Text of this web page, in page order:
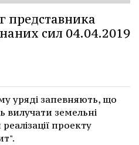
представника
сил 04.04.2019
уряді запевняють, що
вилучати земельні
проекту